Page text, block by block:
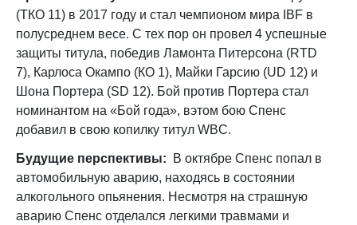
(ТКО 11) в 2017 году и стал чемпионом мира IBF в
полусреднем весе. С тех пор он провел 4 успешные
защиты титула, победив Ламонта Питерсона (RTD
7), Карлоса Окампо (КО 1), Майки Гарсию (UD 12) и
Шона Портера (SD 12). Бой против Портера стал
номинантом на «Бой года», вэтом бою Спенс
добавил в свою копилку титул WBC.
Будущие перспективы:
В октябре Спенс попал в
автомобильную аварию, находясь в состоянии
алкогольного опьянения. Несмотря на страшную
аварию Спенс отделался легкими травмами и